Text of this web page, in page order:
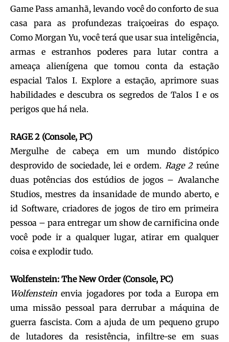
Game Pass amanhã, levando você do conforto de sua
casa para as profundezas traiçoeiras do espaço.
Como Morgan Yu, você terá que usar sua inteligência,
armas e estranhos poderes para lutar contra a
ameaça alienígena que tomou conta da estação
espacial Talos I. Explore a estação, aprimore suas
habilidades e descubra os segredos de Talos I e os
perigos que há nela.
RAGE 2 (Console, PC)
Mergulhe de cabeça em um mundo distópico
desprovido de sociedade, lei e ordem. Rage 2reúne
duas potências dos estúdios de jogos – Avalanche
Studios, mestres da insanidade de mundo aberto, e
id Software, criadores de jogos de tiro em primeira
pessoa – para entregar um show de carnificina onde
você pode ir a qualquer lugar, atirar em qualquer
coisa e explodir tudo.
Wolfenstein: The New Order (Console, PC)
Wolfenstein envia jogadores por toda a Europa em
uma missão pessoal para derrubar a máquina de
guerra fascista. Com a ajuda de um pequeno grupo
de lutadores da resistência, infiltre-se em suas